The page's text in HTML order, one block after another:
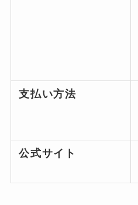
支払い方法
公式サイト